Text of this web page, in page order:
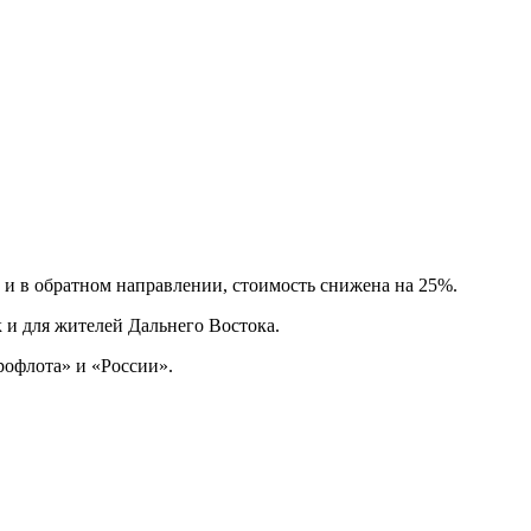
обратном направлении, стоимость снижена на 25%.
для жителей Дальнего Востока.
и «России».